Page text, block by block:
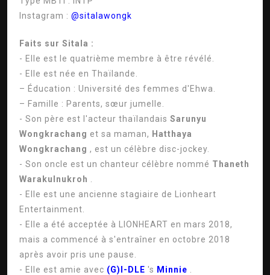
Instagram : @sitalawongk
Faits sur Sitala :
- Elle est le quatrième membre à être révélé.
- Elle est née en Thaïlande.
– Éducation : Université des femmes d'Ehwa.
– Famille : Parents, sœur jumelle.
- Son père est l'acteur thaïlandais Sarunyu
Wongkrachang et sa maman, Hatthaya
Wongkrachang , est un célèbre disc-jockey.
- Son oncle est un chanteur célèbre nommé Thaneth
Warakulnukroh
- Elle est une ancienne stagiaire de Lionheart
Entertainment.
- Elle a été acceptée à LIONHEART en mars 2018,
mais a commencé à s'entraîner en octobre 2018
après avoir pris une pause.
- Elle est amie avec (G)I-DLE 's Minnie